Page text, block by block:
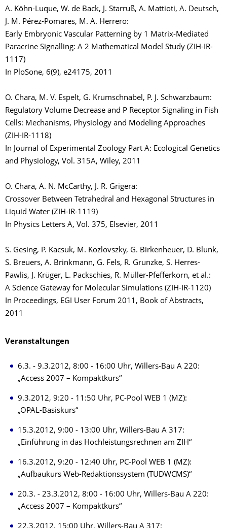
A. Köhn-Luque, W. de Back, J. Starruß, A. Mattioti, A. Deutsch,
J. M. Pérez-Pomares, M. A. Herrero:
Early Embryonic Vascular Patterning by 1 Matrix-Mediated
Paracrine Signalling: A 2 Mathematical Model Study (ZIH-IR-
1117)
In PloSone, 6(9), e24175, 2011
O. Chara, M. V. Espelt, G. Krumschnabel, P. J. Schwarzbaum:
Regulatory Volume Decrease and P Receptor Signaling in Fish
Cells: Mechanisms, Physiology and Modeling Approaches
(ZIH-IR-1118)
In Journal of Experimental Zoology Part A: Ecological Genetics
and Physiology, Vol. 315A, Wiley, 2011
O. Chara, A. N. McCarthy, J. R. Grigera:
Crossover Between Tetrahedral and Hexagonal Structures in
Liquid Water (ZIH-IR-1119)
In Physics Letters A, Vol. 375, Elsevier, 2011
S. Gesing, P. Kacsuk, M. Kozlovszky, G. Birkenheuer, D. Blunk,
S. Breuers, A. Brinkmann, G. Fels, R. Grunzke, S. Herres-
Pawlis, J. Krüger, L. Packschies, R. Müller-Pfefferkorn, et al.:
A Science Gateway for Molecular Simulations (ZIH-IR-1120)
In Proceedings, EGI User Forum 2011, Book of Abstracts,
2011
Veranstaltungen
6.3. - 9.3.2012, 8:00 - 16:00 Uhr, Willers-Bau A 220:
„Access 2007 – Kompaktkurs“
9.3.2012, 9:20 - 11:50 Uhr, PC-Pool WEB 1 (MZ):
„OPAL-Basiskurs“
15.3.2012, 9:00 - 13:00 Uhr, Willers-Bau A 317:
„Einführung in das Hochleistungsrechnen am ZIH“
16.3.2012, 9:20 - 12:40 Uhr, PC-Pool WEB 1 (MZ):
„Aufbaukurs Web-Redaktionssystem (TUDWCMS)“
20.3. - 23.3.2012, 8:00 - 16:00 Uhr, Willers-Bau A 220:
„Access 2007 – Kompaktkurs“